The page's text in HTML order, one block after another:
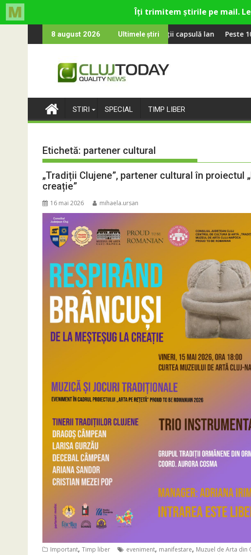
to
8 august 2026 Ultimele știri
la UNTOLD 2026: Colecții capsulă lansate cu Gina, Smiley și Theo
Peste 100 000 de oameni
STIRI SPECIAL TIMP LIBER
Etichetă: partener cultural
„Tradiții Clujene”, partener cultural în proiectul
creație”
16 mai 2026 mihaela.ursan
Important, Timp liber eveniment, manifestare, Muzuel de Arta din